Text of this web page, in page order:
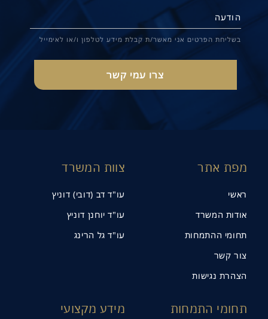
בשליחת הפרטים אני מאשר/ת קבלת מידע לטלפון ו/או לאימייל
מפת אתר
ראשי
אודות המשרד
תחומי ההתמחות
צור קשר
הצהרת נגישות
צוות המשרד
עו"ד דב (דובי) דוניץ
עו"ד יוחנן דוניץ
עו"ד גל הרינג
תחומי התמחות מידע מקצועי